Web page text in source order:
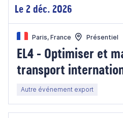
Le 2 déc. 2026
Paris, France Présentiel
EL4 - Optimiser et
transport
/ S2
Autre événement export